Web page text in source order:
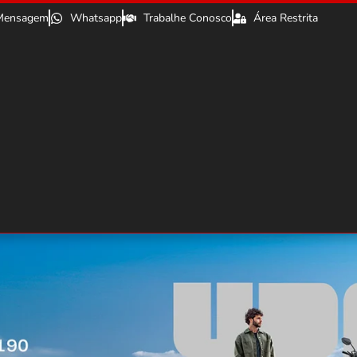
Whatsapp Trabalhe Conosco Área Restrita